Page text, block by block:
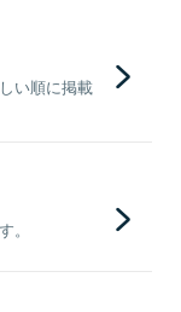
い順に掲載
。